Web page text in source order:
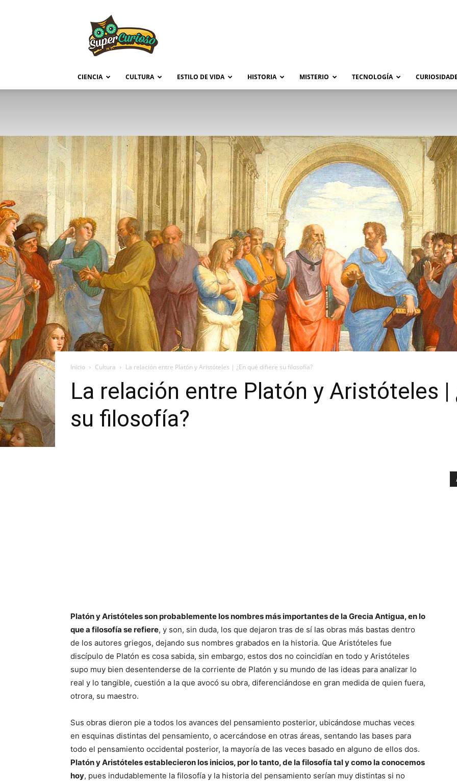
CIENCIA CULTURA ESTILO DE VIDA HISTORIA MISTERIO TECNOLOGÍA
Inicio Cultura La relación entre Platón y Aristóteles | ¿En qué difiere su filosofía?
La relación entre Platón y Aristóteles |
su filosofía?
Platón y Aristóteles son probablemente los nombres más importantes de la Grecia Antigua, en lo
que a filosofía se refiere, y son, sin duda, los que dejaron tras de sí las obras más bastas dentro
de los autores griegos, dejando sus nombres grabados en la historia. Que Aristóteles fue
discípulo de Platón es cosa sabida, sin embargo, estos dos no coincidían en todo y Aristóteles
supo muy bien desentenderse de la corriente de Platón y su mundo de las ideas para analizar lo
real y lo tangible, cuestión a la que avocó su obra, diferenciándose en gran medida de quien fuera,
otrora, su maestro.
Sus obras dieron pie a todos los avances del pensamiento posterior, ubicándose muchas veces
en esquinas distintas del pensamiento, o acercándose en otras áreas, sentando las bases para
todo el pensamiento occidental posterior, la mayoría de las veces basado en alguno de ellos dos.
Platón y Aristóteles establecieron los inicios, por lo tanto, de la filosofía tal y como la conocemos
hoy, pues indudablemente la filosofía y la historia del pensamiento serían muy distintas si no